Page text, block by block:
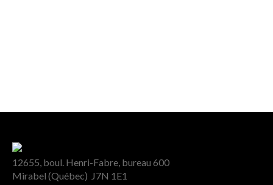
12655, boul. Henri-Fabre, bureau 600
Mirabel (Québec) J7N 1E1